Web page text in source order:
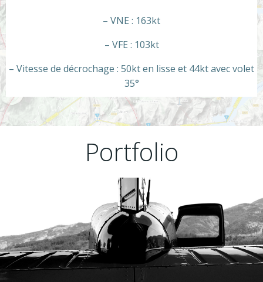
– VNE : 163kt
– VFE : 103kt
– Vitesse de décrochage : 50kt en lisse et 44kt avec volet
35°
Portfolio